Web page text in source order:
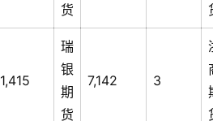
货
1,415
瑞
银
期
货
7,142 3